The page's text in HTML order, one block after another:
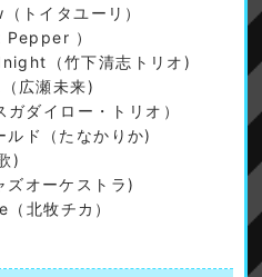
トイタユーリ）
）
（竹下清志トリオ)
広瀬未来)
ダイロー・トリオ）
ルド（たなかりか)
)
ズオーケストラ)
北牧チカ）